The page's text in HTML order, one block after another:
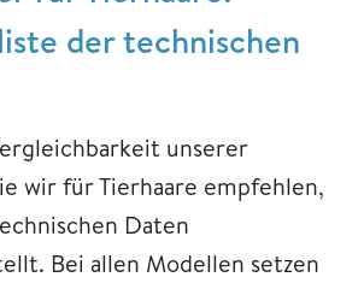
der technischen
unserer
wir für Tierhaare empfehlen,
Daten
Bei allen Modellen setzen